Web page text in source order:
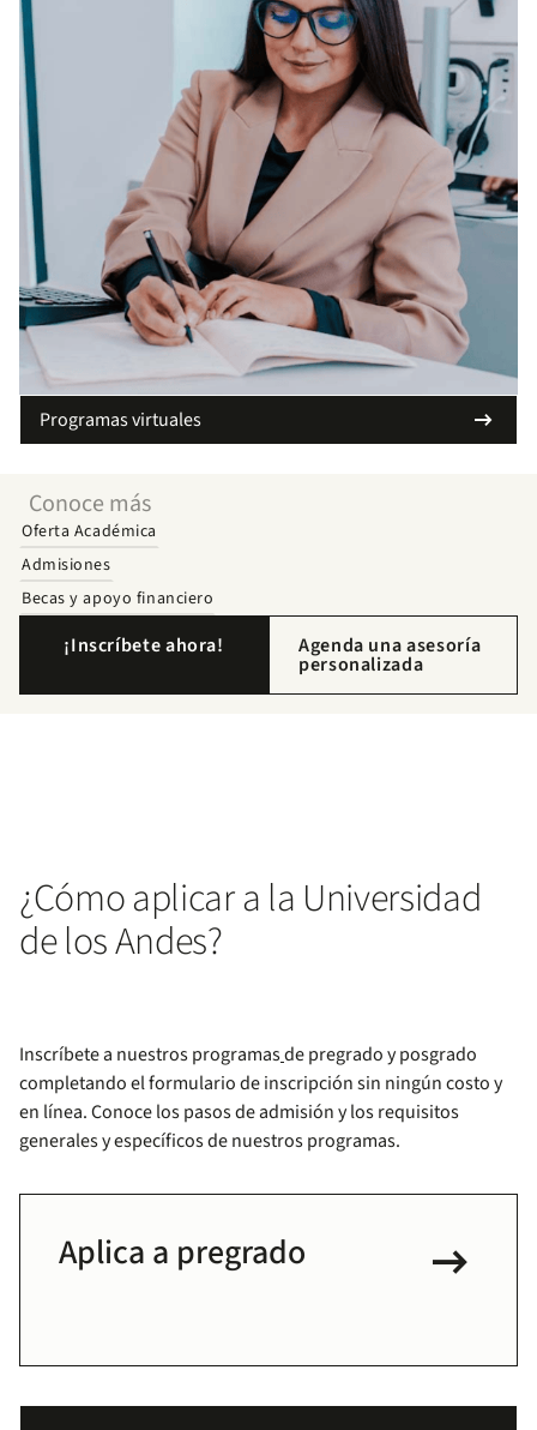
Programas virtuales arrow_right_alt
Conoce más
Oferta Académica
Admisiones
Becas y apoyo financiero
¡Inscríbete ahora! Agenda una asesoría
personalizada
¿Cómo aplicar a la Universidad
de los Andes?
Inscríbete a nuestros programasde pregrado y posgrado
completando el formulario de inscripción sin ningún costo y
en línea. Conoce los pasos de admisión y los requisitos
generales y específicos de nuestros programas.
Aplica a pregrado arrow_right_alt